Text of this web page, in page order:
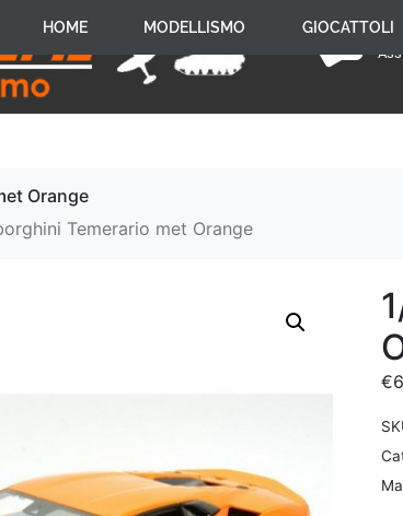
HOME MODELLISMO GIOCATTOLI
Orange
Temerario met Orange
€